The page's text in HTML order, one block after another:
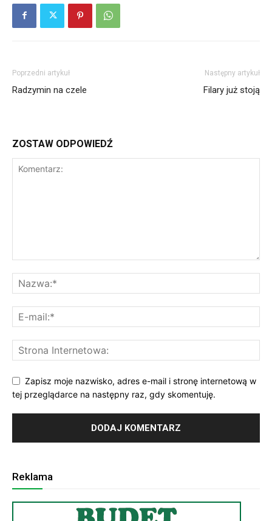
Poprzedni artykuł
Radzymin na czele
Następny artykuł
Filary już stoją
ZOSTAW ODPOWIEDŹ
Zapisz moje nazwisko, adres e-mail i stronę internetową w
tej przeglądarce na następny raz, gdy skomentuję.
Reklama